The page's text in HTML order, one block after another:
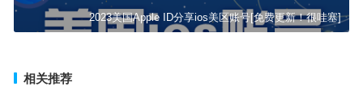
2023美国Apple ID分享ios美区账号[免费更新！很哇塞]
相关推荐